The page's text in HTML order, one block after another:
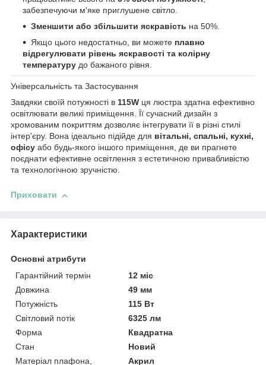
забезпечуючи м'яке приглушене світло.
Зменшити або збільшити яскравість на 50%.
Якщо цього недостатньо, ви можете плавно
відрегулювати рівень яскравості та колірну
температуру до бажаного рівня.
Універсальність та Застосування
Завдяки своїй потужності в 115W ця люстра здатна ефективно
освітлювати великі приміщення. Її сучасний дизайн з
хромованим покриттям дозволяє інтегрувати її в різні стилі
інтер'єру. Вона ідеально підійде для вітальні, спальні, кухні,
офісу або будь-якого іншого приміщення, де ви прагнете
поєднати ефективне освітлення з естетичною привабливістю
та технологічною зручністю.
Приховати
Характеристики
Основні атрибути
Гарантійний термін
12 міс
Довжина
49 мм
Потужність
115 Вт
Світловий потік
6325 лм
Форма
Квадратна
Стан
Новий
Матеріал плафона,
Акрил